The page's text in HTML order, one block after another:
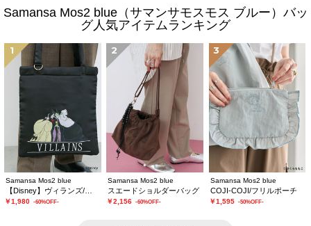
Samansa Mos2 blue（サマンサモスモス ブルー）バッ
グ人気アイテムランキング
1
Samansa Mos2 blue
￥1,980 -60%OFF-
2
Samansa Mos2 blue
スエードショルダーバッグ
￥2,156 -60%OFF-
3
Samansa Mos2 blue
COJI-COJI/フリルポーチ
￥1,595 -50%OFF-